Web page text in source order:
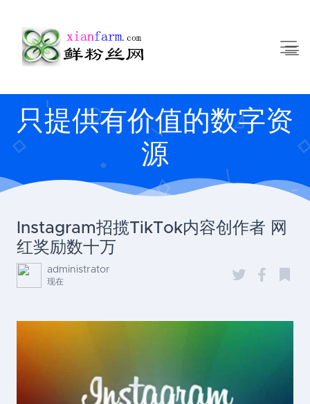
只提供有价值的数字资
源
Instagram招揽TikTok内容创作者 网
红奖励数十万
administrator
现在